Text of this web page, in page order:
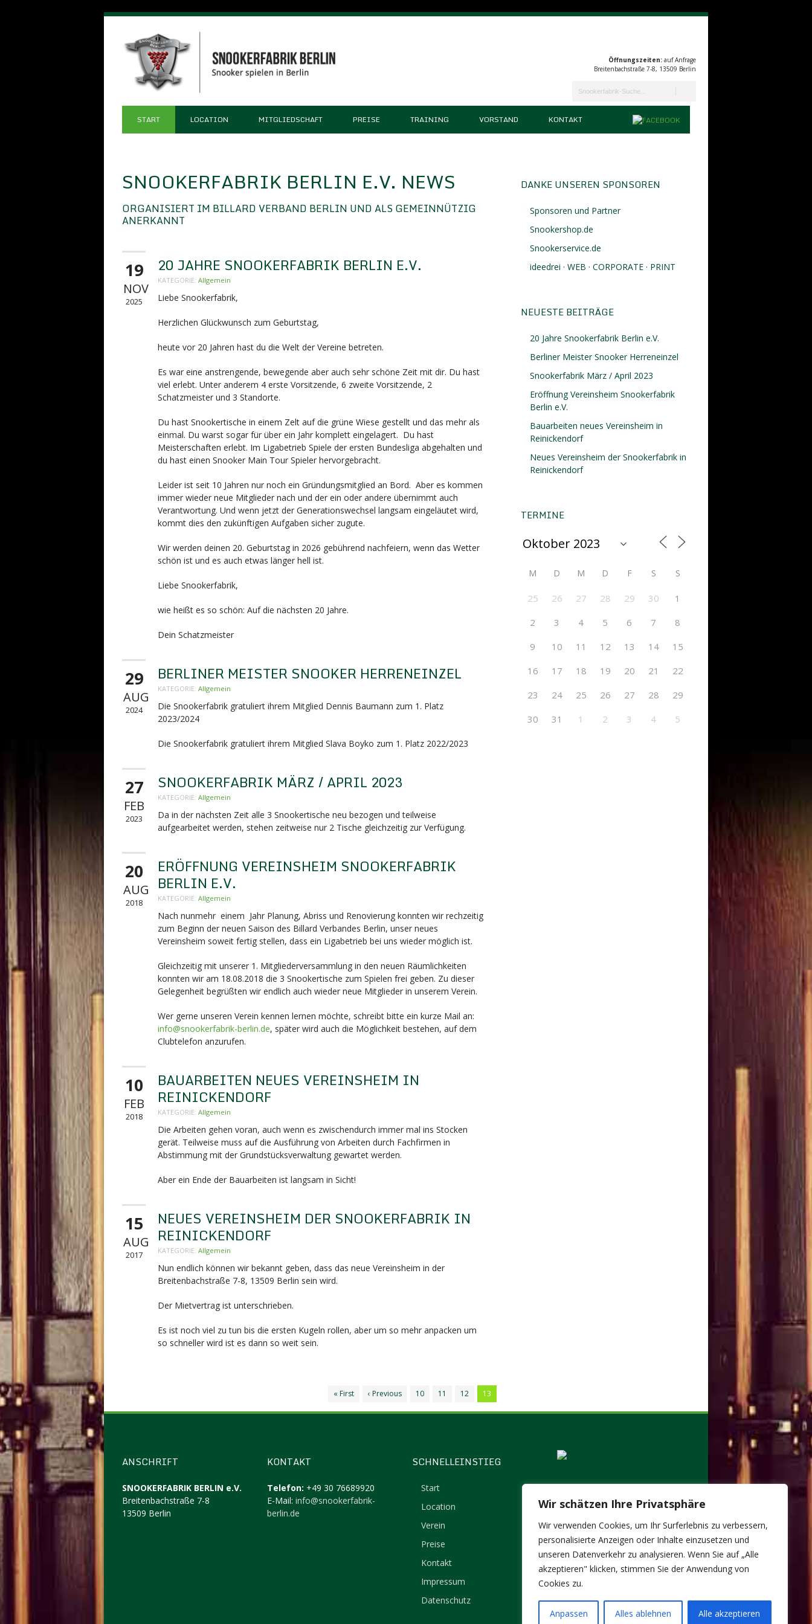
Wir schätzen Ihre Privatsphäre
Wir verwenden Cookies, um Ihr Surferlebnis zu verbessern,
personalisierte Anzeigen oder Inhalte einzusetzen und
unseren Datenverkehr zu analysieren. Wenn Sie auf „Alle
akzeptieren" klicken, stimmen Sie der Anwendung von
Cookies zu.
Anpassen Alles ablehnen Alle akzeptieren
Öffnungszeiten: auf Anfrage
Breitenbachstraße 7-8, 13509 Berlin
START LOCATION MITGLIEDSCHAFT PREISE TRAINING VORSTAND KONTAKT
SNOOKERFABRIK BERLIN E.V. NEWS
ORGANISIERT IM BILLARD VERBAND BERLIN UND ALS GEMEINNÜTZIG
ANERKANNT
19
NOV
2025
20 JAHRE SNOOKERFABRIK BERLIN E.V.
KATEGORIE: Allgemein
Liebe Snookerfabrik,
Herzlichen Glückwunsch zum Geburtstag,
heute vor 20 Jahren hast du die Welt der Vereine betreten.
Es war eine anstrengende, bewegende aber auch sehr schöne Zeit mit dir. Du hast
viel erlebt. Unter anderem 4 erste Vorsitzende, 6 zweite Vorsitzende, 2
Schatzmeister und 3 Standorte.
Du hast Snookertische in einem Zelt auf die grüne Wiese gestellt und das mehr als
einmal. Du warst sogar für über ein Jahr komplett eingelagert. Du hast
Meisterschaften erlebt. Im Ligabetrieb Spiele der ersten Bundesliga abgehalten und
du hast einen Snooker Main Tour Spieler hervorgebracht.
Leider ist seit 10 Jahren nur noch ein Gründungsmitglied an Bord. Aber es kommen
immer wieder neue Mitglieder nach und der ein oder andere übernimmt auch
Verantwortung. Und wenn jetzt der Generationswechsel langsam eingeläutet wird,
kommt dies den zukünftigen Aufgaben sicher zugute.
Wir werden deinen 20. Geburtstag in 2026 gebührend nachfeiern, wenn das Wetter
schön ist und es auch etwas länger hell ist.
Liebe Snookerfabrik,
wie heißt es so schön: Auf die nächsten 20 Jahre.
Dein Schatzmeister
29
AUG
2024
BERLINER MEISTER SNOOKER HERRENEINZEL
KATEGORIE: Allgemein
Die Snookerfabrik gratuliert ihrem Mitglied Dennis Baumann zum 1. Platz
2023/2024
Die Snookerfabrik gratuliert ihrem Mitglied Slava Boyko zum 1. Platz 2022/2023
27
FEB
2023
SNOOKERFABRIK MÄRZ / APRIL 2023
KATEGORIE: Allgemein
Da in der nächsten Zeit alle 3 Snookertische neu bezogen und teilweise
aufgearbeitet werden, stehen zeitweise nur 2 Tische gleichzeitig zur Verfügung.
20
AUG
2018
ERÖFFNUNG VEREINSHEIM SNOOKERFABRIK
BERLIN E.V.
KATEGORIE: Allgemein
Nach nunmehr einem Jahr Planung, Abriss und Renovierung konnten wir rechzeitig
zum Beginn der neuen Saison des Billard Verbandes Berlin, unser neues
Vereinsheim soweit fertig stellen, dass ein Ligabetrieb bei uns wieder möglich ist.
Gleichzeitig mit unserer 1. Mitgliederversammlung in den neuen Räumlichkeiten
konnten wir am 18.08.2018 die 3 Snookertische zum Spielen frei geben. Zu dieser
Gelegenheit begrüßten wir endlich auch wieder neue Mitglieder in unserem Verein.
Wer gerne unseren Verein kennen lernen möchte, schreibt bitte ein kurze Mail an:
info@snookerfabrik-berlin.de, später wird auch die Möglichkeit bestehen, auf dem
Clubtelefon anzurufen.
10
FEB
2018
BAUARBEITEN NEUES VEREINSHEIM IN
REINICKENDORF
KATEGORIE: Allgemein
Die Arbeiten gehen voran, auch wenn es zwischendurch immer mal ins Stocken
gerät. Teilweise muss auf die Ausführung von Arbeiten durch Fachfirmen in
Abstimmung mit der Grundstücksverwaltung gewartet werden.
Aber ein Ende der Bauarbeiten ist langsam in Sicht!
15
AUG
2017
NEUES VEREINSHEIM DER SNOOKERFABRIK IN
REINICKENDORF
KATEGORIE: Allgemein
Nun endlich können wir bekannt geben, dass das neue Vereinsheim in der
Breitenbachstraße 7-8, 13509 Berlin sein wird.
Der Mietvertrag ist unterschrieben.
Es ist noch viel zu tun bis die ersten Kugeln rollen, aber um so mehr anpacken um
so schneller wird ist es dann so weit sein.
« First ‹ Previous 10 11 12 13
DANKE UNSEREN SPONSOREN
Sponsoren und Partner
Snookershop.de
Snookerservice.de
ideedrei · WEB · CORPORATE · PRINT
NEUESTE BEITRÄGE
20 Jahre Snookerfabrik Berlin e.V.
Berliner Meister Snooker Herreneinzel
Snookerfabrik März / April 2023
Eröffnung Vereinsheim Snookerfabrik
Berlin e.V.
Bauarbeiten neues Vereinsheim in
Reinickendorf
Neues Vereinsheim der Snookerfabrik in
Reinickendorf
TERMINE
M D M D F S S
25 26 27 28 29 30
1
2
3 4 5 6 7
8
9
10 11 12 13 14
15
16
17 18 19 20 21
22
23
24 25 26 27 28
29
30
31 1 2 3 4 5
ANSCHRIFT
SNOOKERFABRIK BERLIN e.V.
Breitenbachstraße 7-8
13509 Berlin
KONTAKT
Telefon: +49 30 76689920
E-Mail: info@snookerfabrik-
berlin.de
SCHNELLEINSTIEG
Start
Location
Verein
Preise
Kontakt
Impressum
Datenschutz